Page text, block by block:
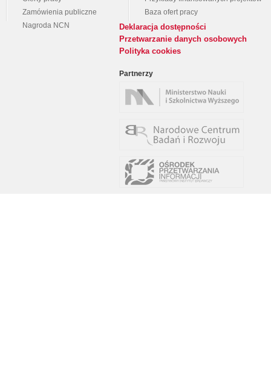
Zamówienia publiczne
Nagroda NCN
Baza ofert pracy
Deklaracja dostępności
Przetwarzanie danych osobowych
Polityka cookies
Partnerzy